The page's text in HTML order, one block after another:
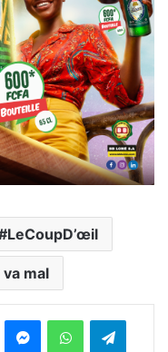
LeCoupD’œil
mal
MessengerWhatsAppTelegram